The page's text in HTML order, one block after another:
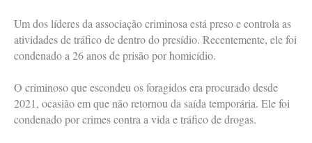
Um dos líderes da associação criminosa está preso e controla as
atividades de tráfico de dentro do presídio. Recentemente, ele foi
condenado a 26 anos de prisão por homicídio.
O criminoso que escondeu os foragidos era procurado desde
2021, ocasião em que não retornou da saída temporária. Ele foi
condenado por crimes contra a vida e tráfico de drogas.